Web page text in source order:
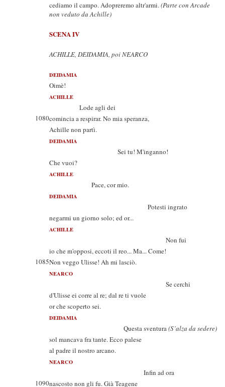
cediamo il campo. Adopreremo altr'armi.(Parte con Arcade
non veduto da Achille)
SCENA IV
ACHILLE, DEIDAMIA, poi NEARCO
DEIDAMIA
Oimè!
ACHILLE
Lode agli dei
1080comincia a respirar. No mia speranza,
Achille non partì.
DEIDAMIA
Sei tu! M'inganno!
Che vuoi?
ACHILLE
Pace, cor mio.
DEIDAMIA
Potesti ingrato
negarmi un giorno solo; ed or...
ACHILLE
Non fui
io che m'opposi, eccoti il reo... Ma... Come!
1085Non veggo Ulisse! Ah mi lasciò.
NEARCO
Se cerchi
d'Ulisse ei corre al re; dal re ti vuole
or che scoperto sei.
DEIDAMIA
Questa sventura(S’alza da sedere)
sol mancava fra tante. Ecco palese
al padre il nostro arcano.
NEARCO
Infin ad ora
1090nascosto non gli fu. Già Teagene